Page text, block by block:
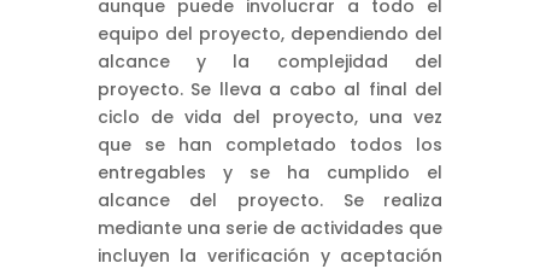
aunque puede involucrar a todo el
equipo del proyecto, dependiendo del
alcance y la complejidad del
proyecto. Se lleva a cabo al final del
ciclo de vida del proyecto, una vez
que se han completado todos los
entregables y se ha cumplido el
alcance del proyecto. Se realiza
mediante una serie de actividades que
incluyen la verificación y aceptación